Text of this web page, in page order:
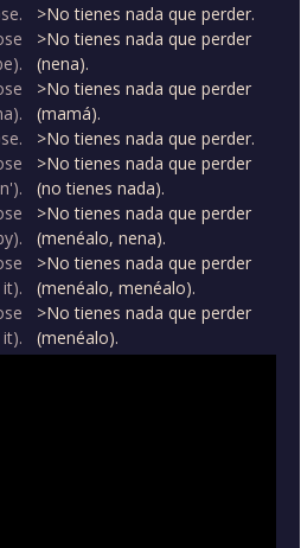
>No tienes nada que perder.
>No tienes nada que perder
(nena).
>No tienes nada que perder
(mamá).
>No tienes nada que perder.
>No tienes nada que perder
(no tienes nada).
>No tienes nada que perder
(menéalo, nena).
>No tienes nada que perder
(menéalo, menéalo).
>No tienes nada que perder
(menéalo).